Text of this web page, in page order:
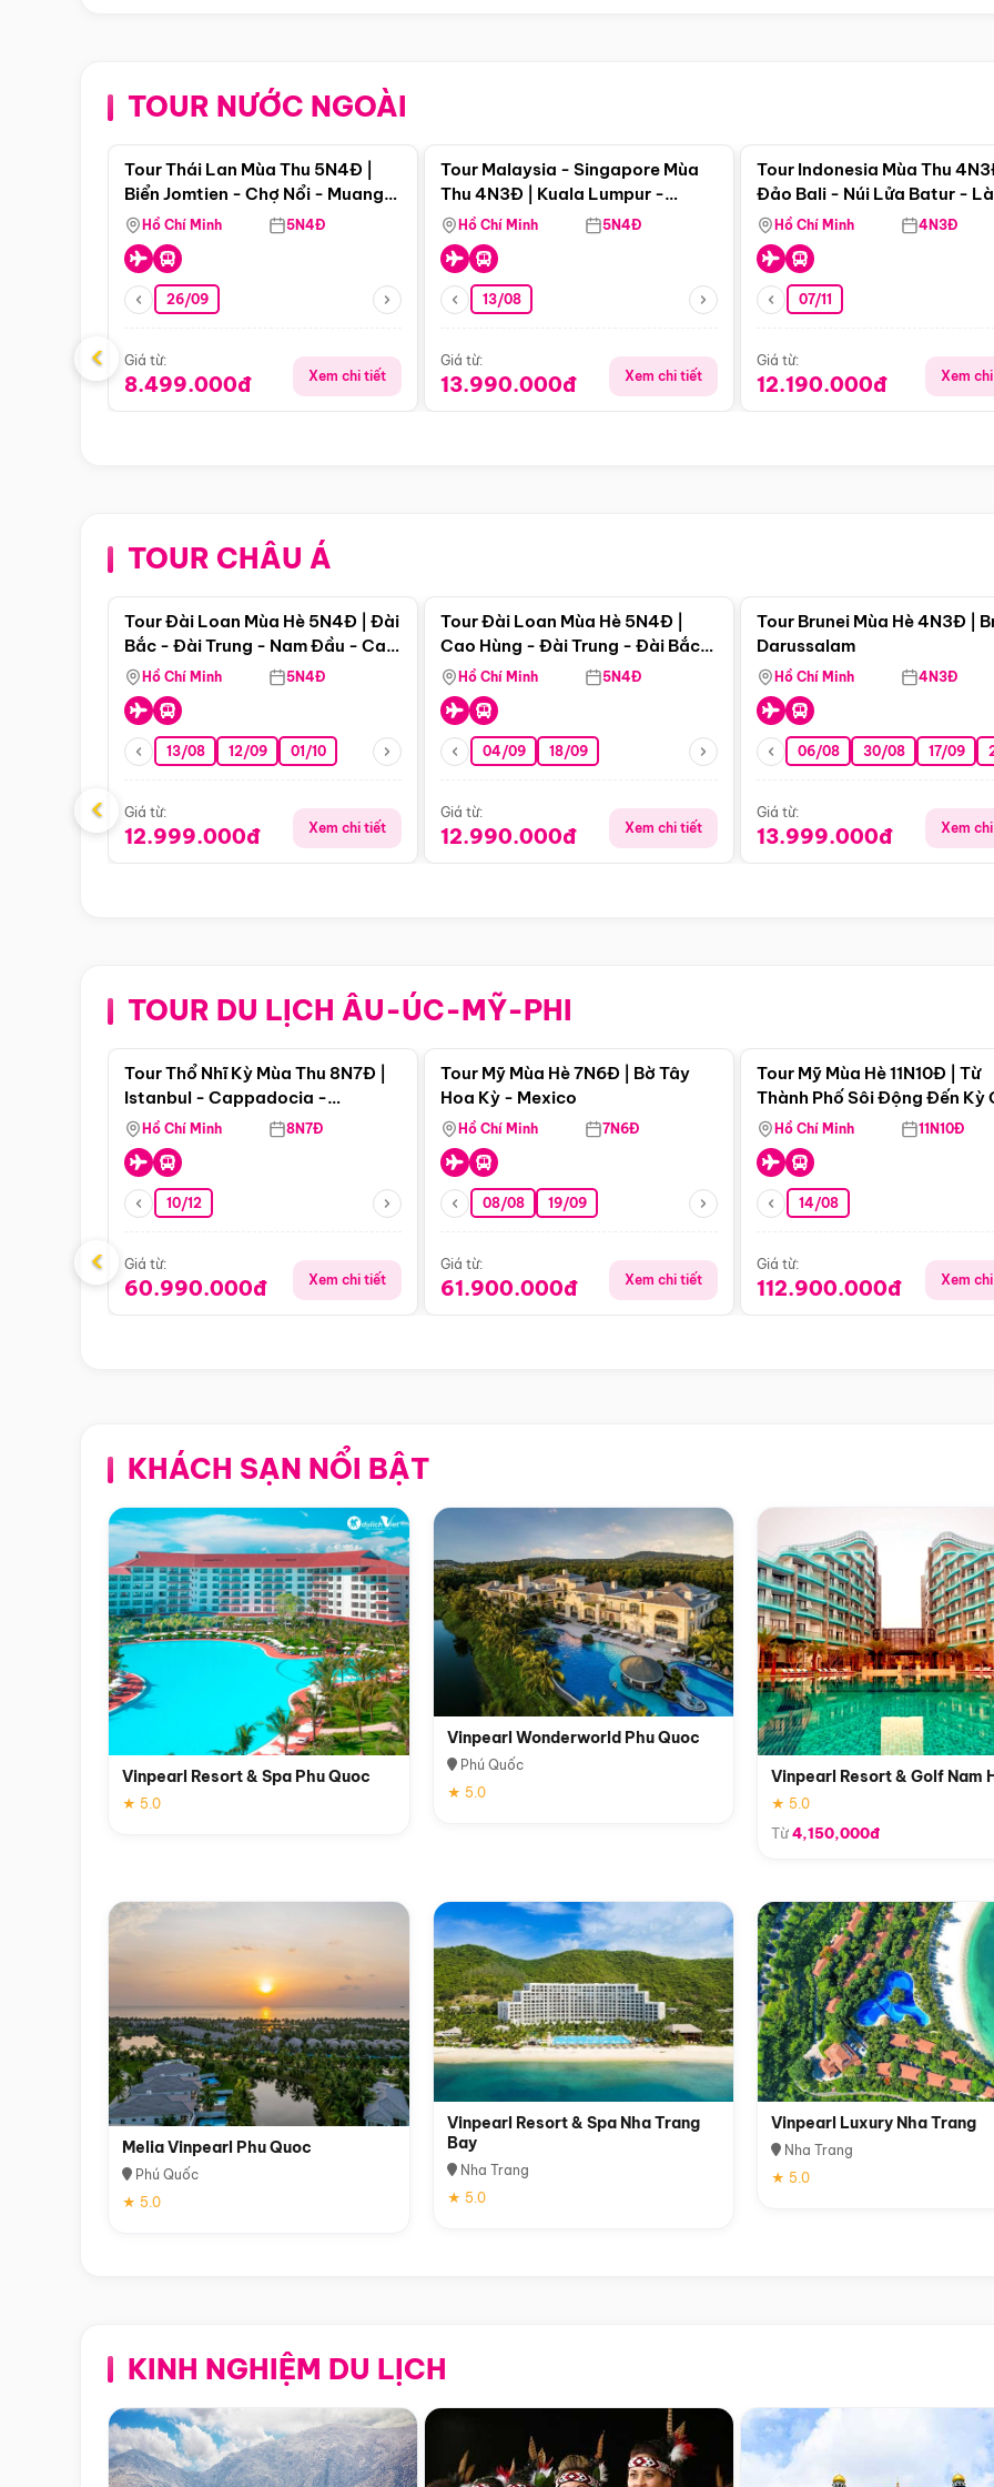
TOUR NƯỚC NGOÀI
Điểm nổi bật
Tour Thái Lan Mùa Thu 5N4Đ |
Biển Jomtien - Chợ Nổi - Muang
Boran - Suanthai
Hồ Chí Minh 5N4Đ
26/09
Giá từ:
8.499.000đ Xem chi tiết
Tour Malaysia - Singapore Mùa
Thu 4N3Đ | Kuala Lumpur -
Malacca - Johor Baru -
Singapore
Hồ Chí Minh 5N4Đ
13/08
Giá từ:
13.990.000đ Xem chi tiết
Tour Indonesia Mùa Thu
Đảo Bali - Núi Lửa Batur -
Penglipuran
Hồ Chí Minh 4N3Đ
07/11
Giá từ:
12.190.000đ Xem
‹
TOUR CHÂU ÁĐiểm nổi bật
Tour Đài Loan Mùa Hè 5N4Đ | Đài
Bắc - Đài Trung - Nam Đầu - Cao
Hùng ( Bay Vn)
Hồ Chí Minh 5N4Đ
13/08 12/09 01/10
Giá từ:
12.999.000đ Xem chi tiết
Tour Đài Loan Mùa Hè 5N4Đ |
Cao Hùng - Đài Trung - Đài Bắc
(Bay Vj)
Hồ Chí Minh 5N4Đ
04/09 18/09
Giá từ:
12.990.000đ Xem chi tiết
Tour Brunei Mùa Hè 4N3Đ |
Darussalam
Hồ Chí Minh 4N3Đ
06/08 30/08 17/09
Giá từ:
13.999.000đ Xem
‹
TOUR DU LỊCH ÂU-ÚC-MỸ-PHI
Điểm nổi bật
Tour Thổ Nhĩ Kỳ Mùa Thu 8N7Đ |
Istanbul - Cappadocia -
Pamukkale
Hồ Chí Minh 8N7Đ
10/12
Giá từ:
60.990.000đ Xem chi tiết
Tour Mỹ Mùa Hè 7N6Đ | Bờ Tây
Hoa Kỳ - Mexico
Hồ Chí Minh 7N6Đ
08/08 19/09
Giá từ:
61.900.000đ Xem chi tiết
Tour Mỹ Mùa Hè 11N10Đ | Từ
Thành Phố Sôi Động Đến Kỳ
Thiên Nhiên Mỹ
Hồ Chí Minh 11N10Đ
14/08
Giá từ:
112.900.000đ Xem
‹
KHÁCH SẠN NỔI BẬT
Vinpearl Resort & Spa Phu Quoc
★ 5.0
Vinpearl Wonderworld Phu Quoc
Phú Quốc
★ 5.0
Vinpearl Resort & Golf Nam
★ 5.0
Từ4,150,000đ
Melia Vinpearl Phu Quoc
Phú Quốc
★ 5.0
Vinpearl Resort & Spa Nha Trang
Bay
Nha Trang
★ 5.0
Vinpearl Luxury Nha Trang
Nha Trang
★ 5.0
KINH NGHIỆM DU LỊCH